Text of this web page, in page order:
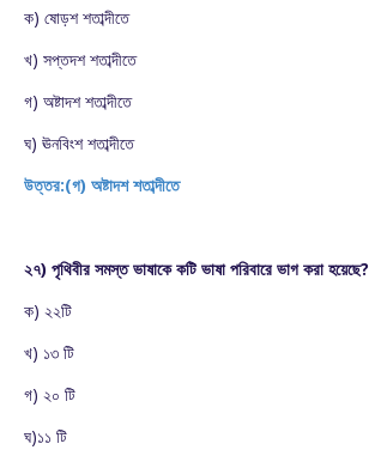
ক) ষোড়শ শতাব্দীতে
খ) সপ্তদশ শতাব্দীতে
গ) অষ্টাদশ শতাব্দীতে
ঘ) ঊনবিংশ শতাব্দীতে
উত্তর:(গ) অষ্টাদশ শতাব্দীতে
২৭) পৃথিবীর সমস্ত ভাষাকে কটি ভাষা পরিবারে ভাগ করা হয়েছে?
ক) ২২টি
খ) ১৩ টি
গ) ২০ টি
ঘ)১১ টি